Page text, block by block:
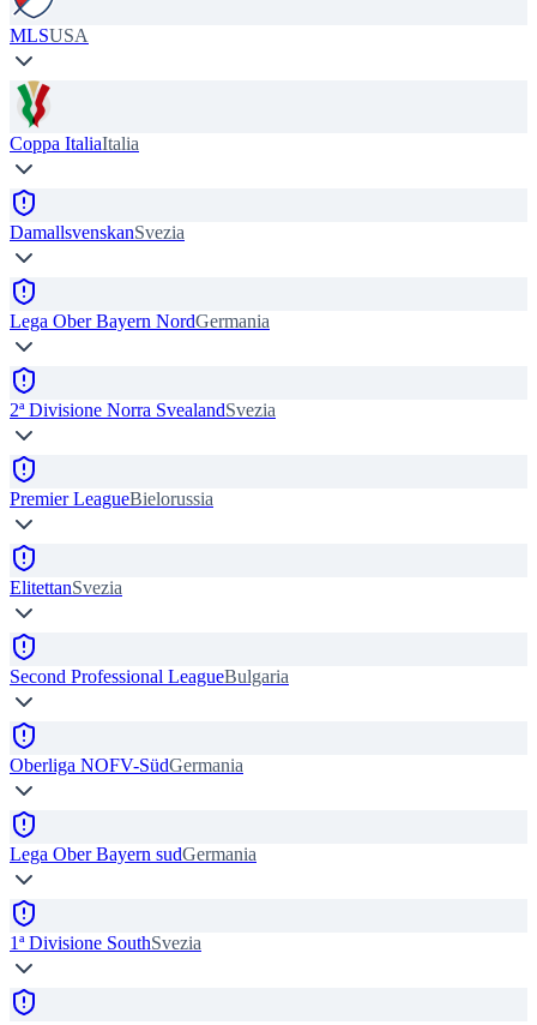
MLSUSA
Coppa ItaliaItalia
DamallsvenskanSvezia
Lega Ober Bayern NordGermania
2ª Divisione Norra SvealandSvezia
Premier LeagueBielorussia
ElitettanSvezia
Second Professional LeagueBulgaria
Oberliga NOFV-SüdGermania
Lega Ober Bayern sudGermania
1ª Divisione SouthSvezia